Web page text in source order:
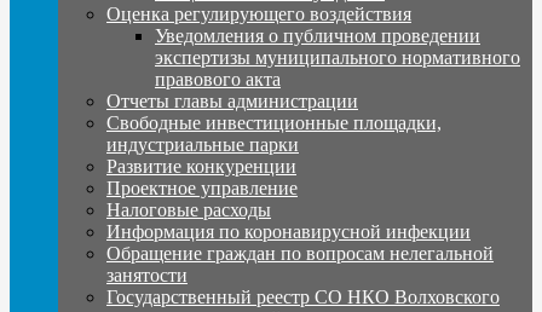
Оценка регулирующего воздействия
Уведомления о публичном проведении
экспертизы муниципального нормативного
правового акта
Отчеты главы администрации
Свободные инвестиционные площадки,
индустриальные парки
Развитие конкуренции
Проектное управление
Налоговые расходы
Информация по коронавирусной инфекции
Обращение граждан по вопросам нелегальной
занятости
Государственный реестр СО НКО Волховского